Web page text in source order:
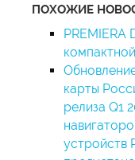
ПОХОЖИЕ
PREMIERA
карты
релиза Q1
устройств